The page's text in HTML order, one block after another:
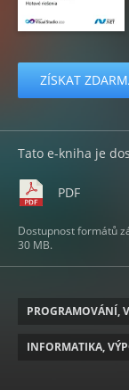
ZÍSKAT
Tato e-kniha je
PDF
Dostupnost formátů
30 MB.
PROGRAMOVÁNÍ,
INFORMATIKA,